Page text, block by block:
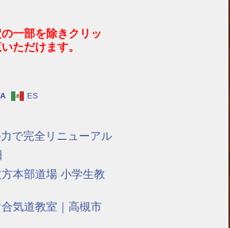
一部を除きクリッ
ただけます。
ES
で完全リニューアル
本部道場 小学生教
気道教室｜高槻市